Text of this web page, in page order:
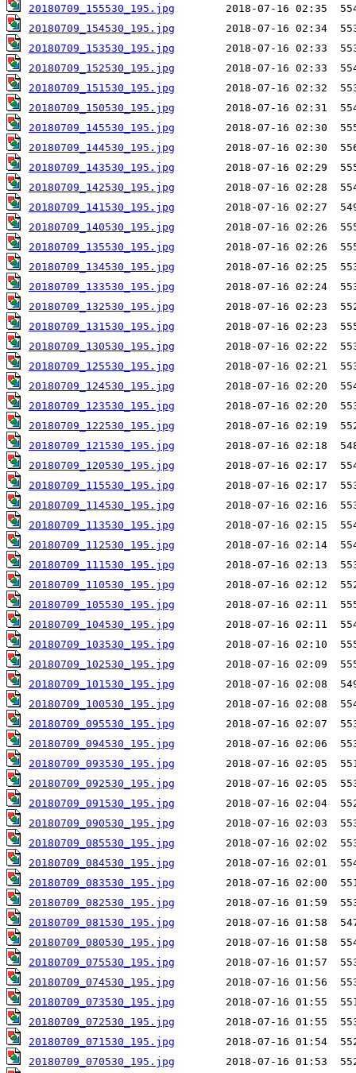
20180709_155530_195.jpg
20180709_154530_195.jpg
20180709_153530_195.jpg
20180709_152530_195.jpg
20180709_151530_195.jpg
20180709_150530_195.jpg
20180709_145530_195.jpg
20180709_144530_195.jpg
20180709_143530_195.jpg
20180709_142530_195.jpg
20180709_141530_195.jpg
20180709_140530_195.jpg
20180709_135530_195.jpg
20180709_134530_195.jpg
20180709_133530_195.jpg
20180709_132530_195.jpg
20180709_131530_195.jpg
20180709_130530_195.jpg
20180709_125530_195.jpg
20180709_124530_195.jpg
20180709_123530_195.jpg
20180709_122530_195.jpg
20180709_121530_195.jpg
20180709_120530_195.jpg
20180709_115530_195.jpg
20180709_114530_195.jpg
20180709_113530_195.jpg
20180709_112530_195.jpg
20180709_111530_195.jpg
20180709_110530_195.jpg
20180709_105530_195.jpg
20180709_104530_195.jpg
20180709_103530_195.jpg
20180709_102530_195.jpg
20180709_101530_195.jpg
20180709_100530_195.jpg
20180709_095530_195.jpg
20180709_094530_195.jpg
20180709_093530_195.jpg
20180709_092530_195.jpg
20180709_091530_195.jpg
20180709_090530_195.jpg
20180709_085530_195.jpg
20180709_084530_195.jpg
20180709_083530_195.jpg
20180709_082530_195.jpg
20180709_081530_195.jpg
20180709_080530_195.jpg
20180709_075530_195.jpg
20180709_074530_195.jpg
20180709_073530_195.jpg
20180709_072530_195.jpg
20180709_071530_195.jpg
20180709_070530_195.jpg